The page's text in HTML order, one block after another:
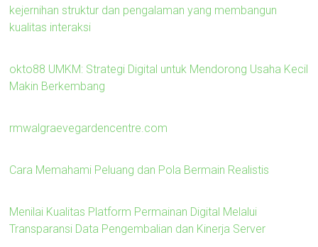
kejernihan struktur dan pengalaman yang membangun
kualitas interaksi
okto88 UMKM: Strategi Digital untuk Mendorong Usaha Kecil
Makin Berkembang
rmwalgraevegardencentre.com
Cara Memahami Peluang dan Pola Bermain Realistis
Menilai Kualitas Platform Permainan Digital Melalui
Transparansi Data Pengembalian dan Kinerja Server